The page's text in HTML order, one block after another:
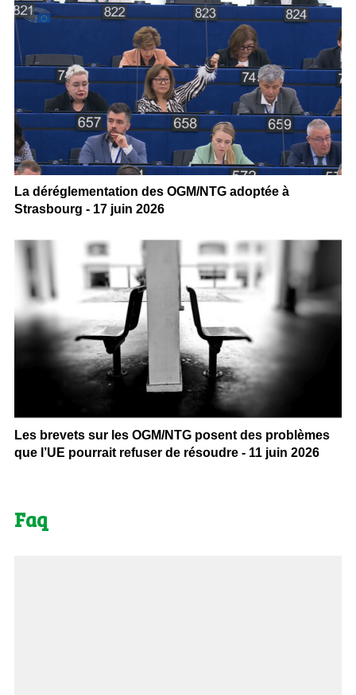
La déréglementation des OGM/NTG adoptée à
Strasbourg - 17 juin 2026
Les brevets sur les OGM/NTG posent des problèmes
que l’UE pourrait refuser de résoudre - 11 juin 2026
Faq